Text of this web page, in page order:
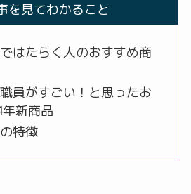
を見てわかること
はたらく人のおすすめ商
員がすごい！と思ったお
新商品
特徴